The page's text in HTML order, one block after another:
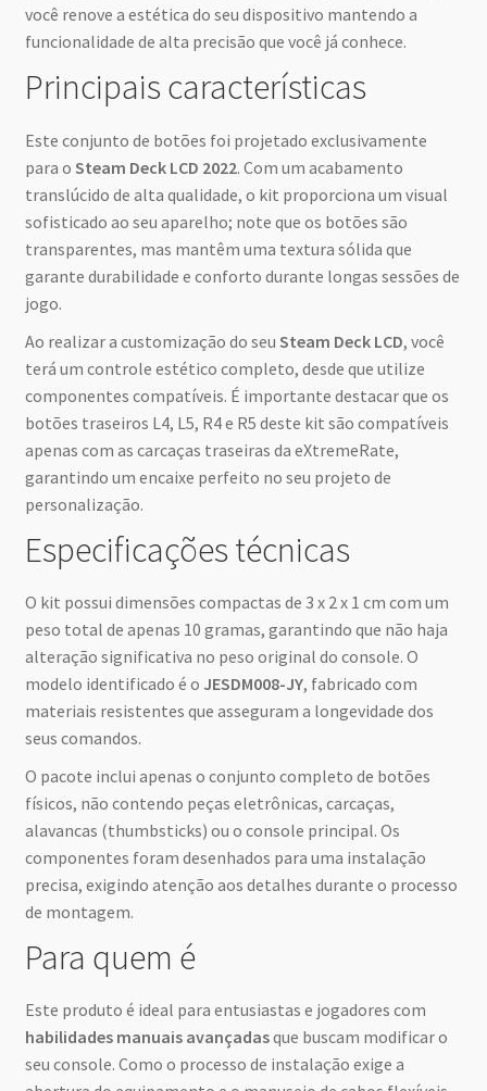
você renove a estética do seu dispositivo mantendo a
funcionalidade de alta precisão que você já conhece.
Principais características
Este conjunto de botões foi projetado exclusivamente
para o Steam Deck LCD 2022. Com um acabamento
translúcido de alta qualidade, o kit proporciona um visual
sofisticado ao seu aparelho; note que os botões são
transparentes, mas mantêm uma textura sólida que
garante durabilidade e conforto durante longas sessões de
jogo.
Ao realizar a customização do seu Steam Deck LCD, você
terá um controle estético completo, desde que utilize
componentes compatíveis. É importante destacar que os
botões traseiros L4, L5, R4 e R5 deste kit são compatíveis
apenas com as carcaças traseiras da eXtremeRate,
garantindo um encaixe perfeito no seu projeto de
personalização.
Especificações técnicas
O kit possui dimensões compactas de 3 x 2 x 1 cm com um
peso total de apenas 10 gramas, garantindo que não haja
alteração significativa no peso original do console. O
modelo identificado é o JESDM008-JY, fabricado com
materiais resistentes que asseguram a longevidade dos
seus comandos.
O pacote inclui apenas o conjunto completo de botões
físicos, não contendo peças eletrônicas, carcaças,
alavancas (thumbsticks) ou o console principal. Os
componentes foram desenhados para uma instalação
precisa, exigindo atenção aos detalhes durante o processo
de montagem.
Para quem é
Este produto é ideal para entusiastas e jogadores com
habilidades manuais avançadasque buscam modificar o
seu console. Como o processo de instalação exige a